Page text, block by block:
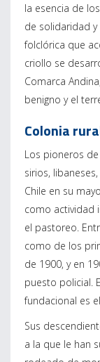
la esencia de
de solidaridad
folclórica que
criollo se
Comarca
benigno y el
Colonia
Los pioneros
sirios,
Chile en su
como actividad
el pastoreo.
como de los
de 1900, y en
puesto policial.
fundacional es
Sus
a la que le han